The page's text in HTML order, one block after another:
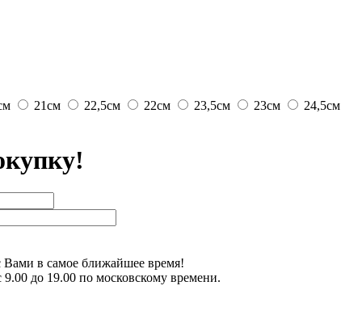
21см 22,5см 22см 23,5см 23см 24,5см
в самое ближайшее время!
до 19.00 по московскому времени.